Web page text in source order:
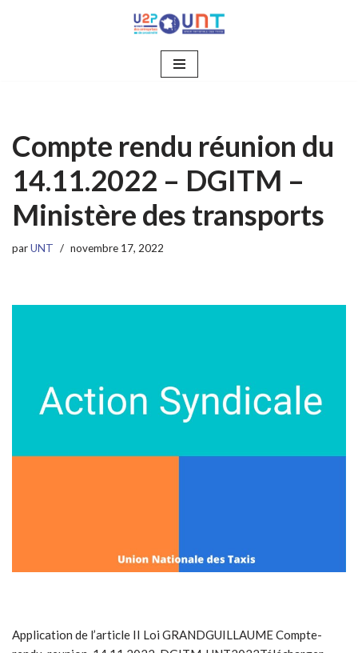
Compte rendu réunion du
14.11.2022 – DGITM –
Ministère des transports
parUNT novembre 17, 2022
Application de l’article II Loi GRANDGUILLAUME Compte-